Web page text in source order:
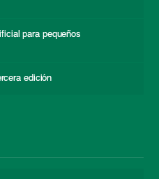
para pequeños
edición